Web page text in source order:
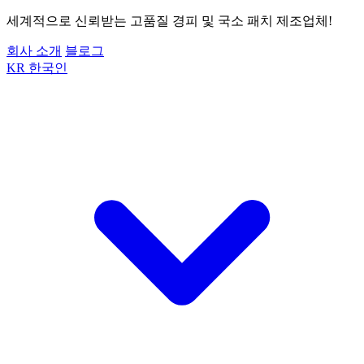
세계적으로 신뢰받는 고품질 경피 및 국소 패치 제조업체!
회사 소개 블로그
KR 한국인